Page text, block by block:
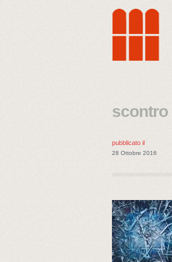
scontro
pubblicato il
28 Ottobre 2016